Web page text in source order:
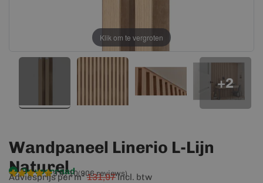
Klik om te vergroten
+2
Wandpaneel Linerio L-Lijn
Naturel
Op voorraad
9,4/10(906 reviews)
Adviesprijs per m²131,97incl. btw